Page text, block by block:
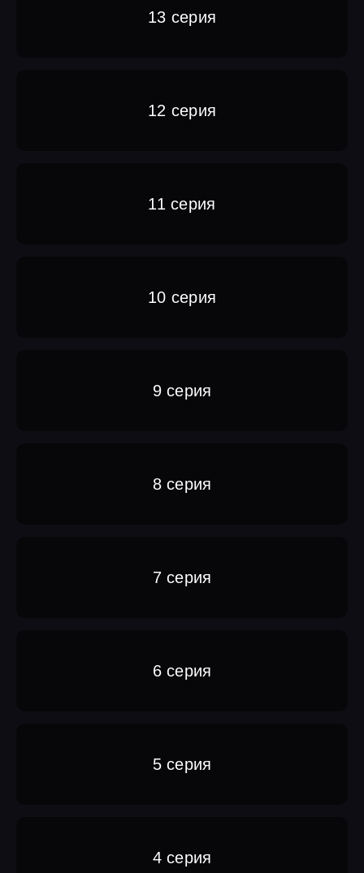
13 серия
12 серия
11 серия
10 серия
9 серия
8 серия
7 серия
6 серия
5 серия
4 серия